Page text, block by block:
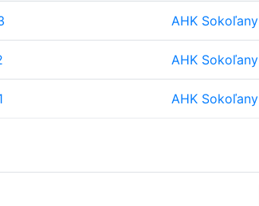
AHK Sokoľany
AHK Sokoľany
AHK Sokoľany